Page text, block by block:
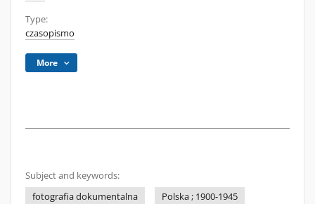
Type:
czasopismo
More
Subject and keywords:
fotografia dokumentalna
Polska ; 1900-1945